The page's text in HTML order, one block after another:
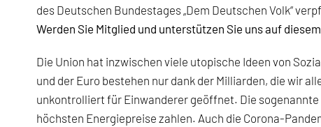
des Deutschen Bundestages „Dem Deutschen Volk“
Werden Sie Mitglied und unterstützen Sie uns auf
Die Union hat inzwischen viele utopische Ideen von
und der Euro bestehen nur dank der Milliarden, die wir
unkontrolliert für Einwanderer geöffnet. Die
höchsten Energiepreise zahlen. Auch die Corona-